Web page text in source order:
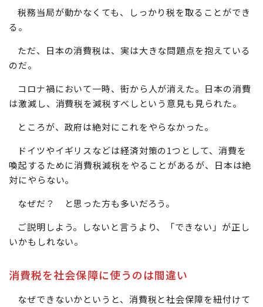
税務当局が動かなくても、しっかり税を取ることができ
る。
ただ、日本の消費税は、実は大きな問題点を抱えている
のだ。
コロナ禍において一時、街から人が消えた。日本の消費
は激減し、消費税を減税すべしという意見も見られた。
ところが、政府は絶対にこれをやらなかった。
ドイツやイギリスなどは経済対策の1つとして、消費を
喚起するために消費税減税をやることがあるが、日本は絶
対にやらない。
なぜだ？ と思った方も多いだろう。
ご説明しよう。しないと言うより、「できない」が正し
いかもしれない。
消費税を社会保障に使うのは間違い
なぜできないかというと、消費税と社会保障を紐付けて